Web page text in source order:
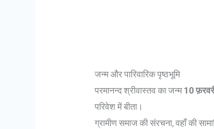
जन्म और पारिवारिक पृष्ठभूमि
परमानन्द श्रीवास्तव का जन्म10
परिवेश में बीता।
ग्रामीण समाज की संरचना, वहाँ की